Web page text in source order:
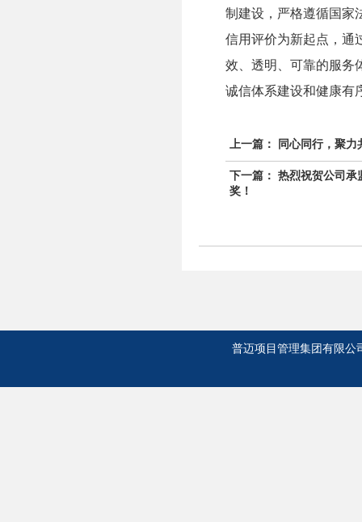
制建设，严格遵循国家
信用评价为新起点，通
效、透明、可靠的服务
诚信体系建设和健康有
上一篇： 同心同行，聚
下一篇：热烈祝贺公司承
奖！
普迈项目管理集团有限公